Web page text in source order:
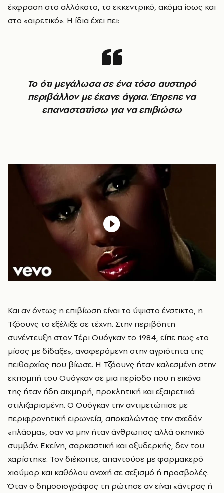
έκφραση στο αλλόκοτο, το εκκεντρικό, ακόμα ίσως και
στο «αιρετικό». Η ίδια έχει πει:
Το ότι μεγάλωσα σε ένα τόσο αυστηρό
περιβάλλον με έκανε άγρια. Έπρεπε να
επαναστατήσω για να επιβιώσω
Και αν όντως η επιβίωση είναι το ύψιστο ένστικτο, η
Τζόουνς το εξέλιξε σε τέχνη. Στην περιβόητη
συνέντευξη στον Τέρι Ουόγκαν το 1984, είπε πως «το
μίσος με δίδαξε», αναφερόμενη στην αγριότητα της
πειθαρχίας που βίωσε. Η Τζόουνς ήταν καλεσμένη στην
εκπομπή του Ουόγκαν σε μια περίοδο που η εικόνα
της ήταν ήδη αιχμηρή, προκλητική και εξαιρετικά
στιλιζαρισμένη. Ο Ουόγκαν την αντιμετώπισε με
περιφρονητική ειρωνεία, αποκαλώντας την σχεδόν
«πλάσμα», σαν να μην ήταν άνθρωπος αλλά σκηνικό
συμβάν. Εκείνη, σαρκαστική και οξυδερκής, δεν του
χαρίστηκε. Τον διέκοπτε, απαντούσε με φαρμακερό
χιούμορ και καθόλου ανοχή σε σεξισμό ή προσβολές.
Όταν ο δημοσιογράφος τη ρώτησε αν είναι «άντρας ή